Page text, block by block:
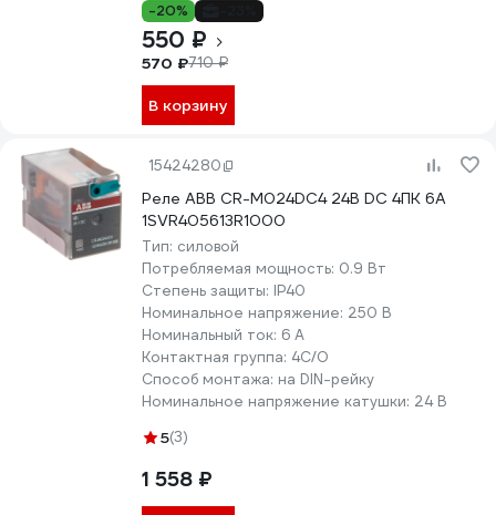
-20%
550 ₽
570 ₽710 ₽
В корзину
15424280
Реле ABB CR-M024DC4 24B DC 4ПК 6A
1SVR405613R1000
Тип: силовой
Потребляемая мощность: 0.9 Вт
Степень защиты: IP40
Номинальное напряжение: 250 В
Номинальный ток: 6 А
Контактная группа: 4C/O
Способ монтажа: на DIN-рейку
Номинальное напряжение катушки: 24 В
5(3)
1 558 ₽